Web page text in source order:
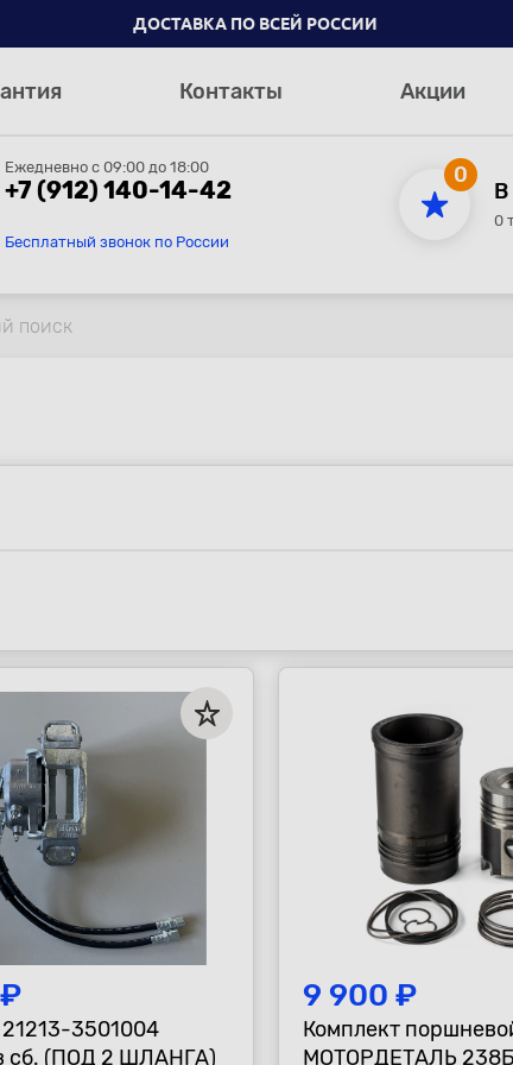
ДОСТАВКА ПО ВСЕЙ РОССИИ
Контакты Акции
Ежедневно с 09:00 до 18:00
+7 (912) 140-14-42
Бесплатный звонок по России
0
В
0
3501004
сб. (ПОД 2 ШЛАНГА)
9 900 ₽
Комплект
МОТОРДЕТАЛЬ